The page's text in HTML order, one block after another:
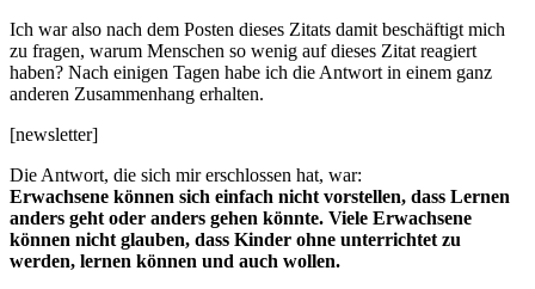
Ich war also nach dem Posten dieses Zitats damit beschäftigt mich
zu fragen, warum Menschen so wenig auf dieses Zitat reagiert
haben? Nach einigen Tagen habe ich die Antwort in einem ganz
anderen Zusammenhang erhalten.
[newsletter]
Die Antwort, die sich mir erschlossen hat, war:
Erwachsene können sich einfach nicht vorstellen, dass Lernen
anders geht oder anders gehen könnte. Viele Erwachsene
können nicht glauben, dass Kinder ohne unterrichtet zu
werden, lernen können und auch wollen.